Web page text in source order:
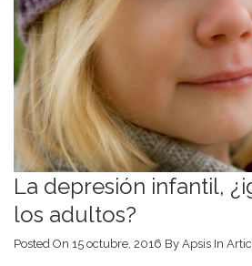
La depresión infantil,
los adultos?
Posted On 15 octubre, 2016 By Apsis In